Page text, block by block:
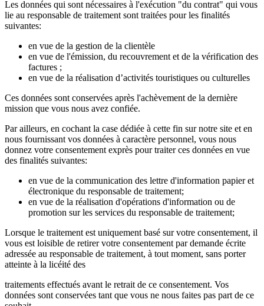
Les données qui sont nécessaires à l'exécution "du contrat" qui vous
lie au responsable de traitement sont traitées pour les finalités
suivantes:
en vue de la gestion de la clientèle
en vue de l'émission, du recouvrement et de la vérification des
factures ;
en vue de la réalisation d’activités touristiques ou culturelles
Ces données sont conservées après l'achèvement de la dernière
mission que vous nous avez confiée.
Par ailleurs, en cochant la case dédiée à cette fin sur notre site et en
nous fournissant vos données à caractère personnel, vous nous
donnez votre consentement exprès pour traiter ces données en vue
des finalités suivantes:
en vue de la communication des lettre d'information papier et
électronique du responsable de traitement;
en vue de la réalisation d'opérations d'information ou de
promotion sur les services du responsable de traitement;
Lorsque le traitement est uniquement basé sur votre consentement, il
vous est loisible de retirer votre consentement par demande écrite
adressée au responsable de traitement, à tout moment, sans porter
atteinte à la licéité des
traitements effectués avant le retrait de ce consentement. Vos
données sont conservées tant que vous ne nous faites pas part de ce